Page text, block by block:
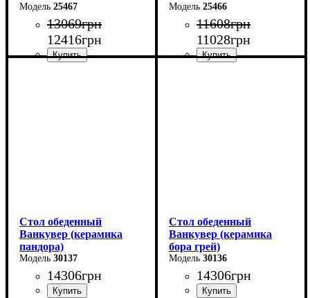
25467
13069грн
12416грн
25466
11608грн
11028грн
Стол обеденный
Ванкувер (керамика
пандора)
30137
14306грн
Стол обеденный
Ванкувер (керамика
бора грей)
30136
14306грн